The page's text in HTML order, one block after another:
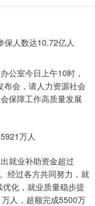
室今日上午10时，
布会，请人力资源社会
保障工作高质量发展
万人
就业补助资金超过
经过各方共同努力，就
化，就业质量稳步提
人，超额完成5500万